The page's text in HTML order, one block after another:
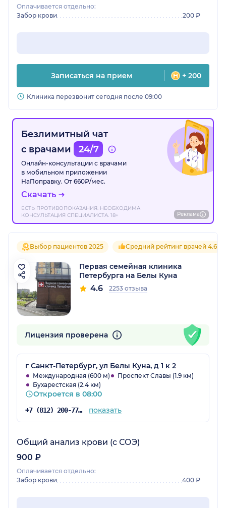
Оплачивается отдельно:
Забор крови
200 ₽
Записаться на прием + 200
Клиника перезвонит сегодня после 09:00
Безлимитный чат
с врачами
24/7
Онлайн-консультации с врачами
в мобильном приложении
НаПоправку. От 660₽/мес.
Скачать
ЕСТЬ ПРОТИВОПОКАЗАНИЯ. НЕОБХОДИМА
КОНСУЛЬТАЦИЯ СПЕЦИАЛИСТА. 18+
Реклама
Выбор пациентов 2025 Средний рейтинг врачей 4.6
Первая семейная клиника
Петербурга на Белы Куна
4.6 2253 отзыва
Лицензия проверена
г Санкт-Петербург, ул Белы Куна, д 1 к 2
Международная (600 м)
Проспект Славы (1.9 км)
Бухарестская (2.4 км)
Откроется в 08:00
+7 (812) 200-77-54 показать
Общий анализ крови (с СОЭ)
900 ₽
Оплачивается отдельно:
Забор крови
400 ₽